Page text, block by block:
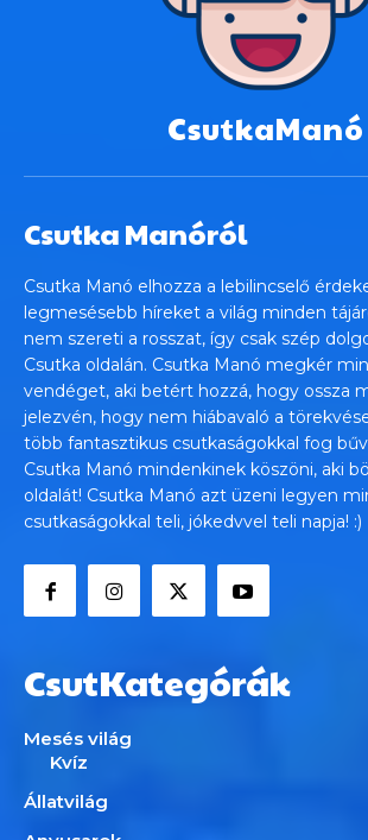
CsutkaManó
Csutka Manóról
Csutka Manó elhozza a lebilincselő
legmesésebb híreket a világ minden
nem szereti a rosszat, így csak szép
Csutka oldalán. Csutka Manó megkér
vendéget, aki betért hozzá, hogy ossza
jelezvén, hogy nem hiábavaló a
több fantasztikus csutkaságokkal fog
Csutka Manó mindenkinek köszöni, aki
oldalát! Csutka Manó azt üzeni legyen
csutkaságokkal teli, jókedvvel teli napja! :)
CsutKategórák
Mesés világ
Kvíz
Állatvilág